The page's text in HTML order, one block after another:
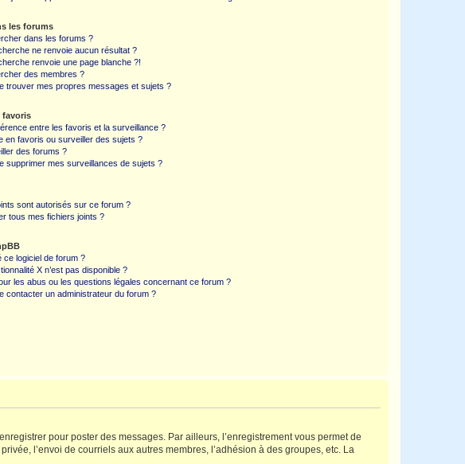
les forums
dans les forums ?
ne renvoie aucun résultat ?
renvoie une page blanche ?!
des membres ?
trouver mes propres messages et sujets ?
favoris
entre les favoris et la surveillance ?
en favoris ou surveiller des sujets ?
des forums ?
supprimer mes surveillances de sujets ?
sont autorisés sur ce forum ?
tous mes fichiers joints ?
ce logiciel de forum ?
X n’est pas disponible ?
les abus ou les questions légales concernant ce forum ?
contacter un administrateur du forum ?
pour poster des messages. Par ailleurs, l’enregistrement vous permet de
l’envoi de courriels aux autres membres, l’adhésion à des groupes, etc. La